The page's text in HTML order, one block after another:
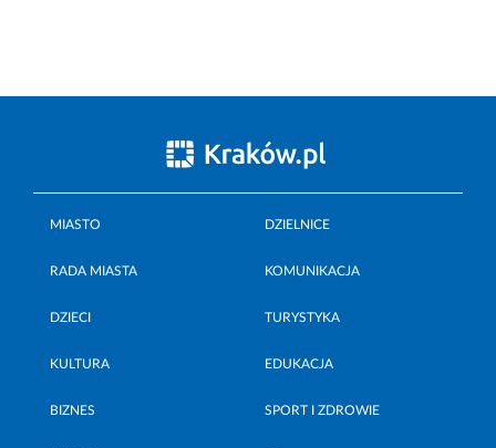
MIASTO DZIELNICE
RADA MIASTA KOMUNIKACJA
DZIECI TURYSTYKA
KULTURA EDUKACJA
BIZNES SPORT I ZDROWIE